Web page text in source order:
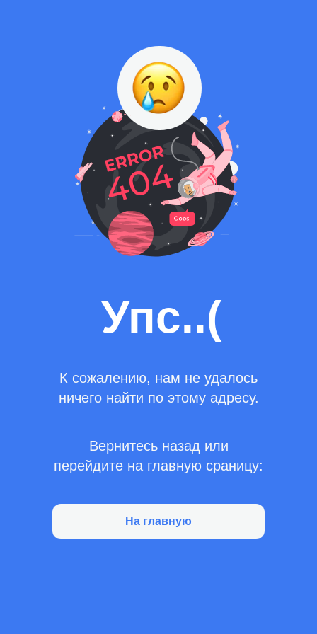
Упс..(
К сожалению, нам не удалось
ничего найти по этому адресу.
Вернитесь назад или
перейдите на главную сраницу:
На главную